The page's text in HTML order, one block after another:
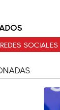
REDES SOCIALES